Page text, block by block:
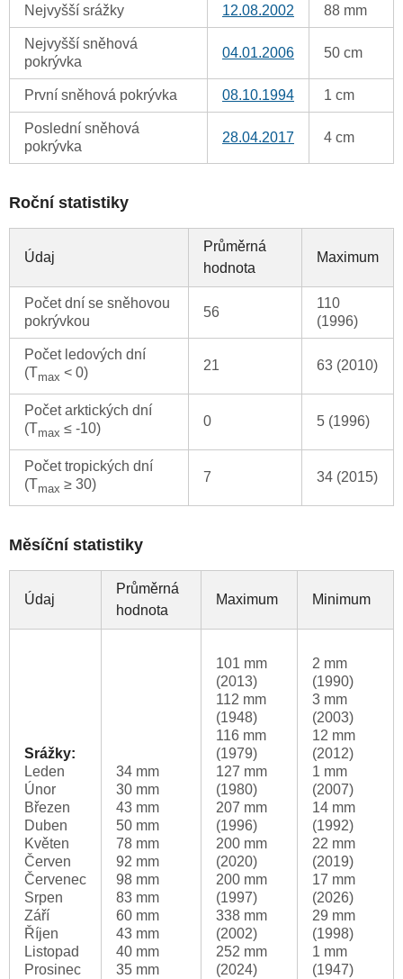
Nejvyšší srážky 12.08.2002 88 mm
Nejvyšší sněhová
pokrývka
04.01.2006 50 cm
První sněhová pokrývka 08.10.1994 1 cm
Poslední sněhová
pokrývka
28.04.2017 4 cm
Roční statistiky
Údaj
Průměrná
hodnota
Maximum
Počet dní se sněhovou
pokrývkou
56
110
(1996)
Počet ledových dní
(Tmax < 0) 21 63 (2010)
Počet arktických dní
(Tmax ≤ -10) 0 5 (1996)
Počet tropických dní
(Tmax ≥ 30) 7 34 (2015)
Měsíční statistiky
Údaj
Průměrná
hodnota
Maximum Minimum
Srážky:
Leden
Únor
Březen
Duben
Květen
Červen
Červenec
Srpen
Září
Říjen
Listopad
Prosinec
34 mm
30 mm
43 mm
50 mm
78 mm
92 mm
98 mm
83 mm
60 mm
43 mm
40 mm
35 mm
101 mm
(2013)
112 mm
(1948)
116 mm
(1979)
127 mm
(1980)
207 mm
(1996)
200 mm
(2020)
200 mm
(1997)
338 mm
(2002)
252 mm
(2024)
2 mm
(1990)
3 mm
(2003)
12 mm
(2012)
1 mm
(2007)
14 mm
(1992)
22 mm
(2019)
17 mm
(2026)
29 mm
(1998)
1 mm
(1947)